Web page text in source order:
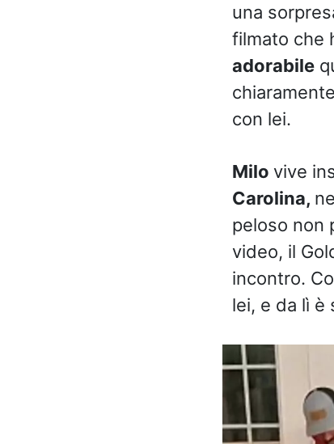
una
filmato che
adorabile
con lei.
Milo vive
Carolina,
peloso non
video, il
incontro.
lei, e da lì è